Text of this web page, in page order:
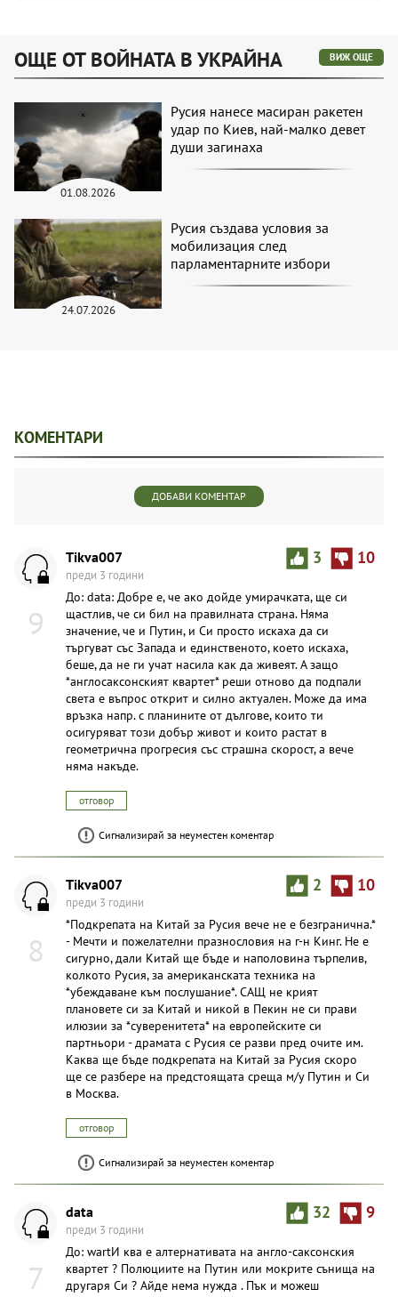
ОЩЕ ОТ ВОЙНАТА В УКРАЙНА ВИЖ ОЩЕ
01.08.2026
Русия нанесе масиран ракетен
удар по Киев, най-малко девет
души загинаха
24.07.2026
Русия създава условия за
мобилизация след
парламентарните избори
КОМЕНТАРИ
ДОБАВИ КОМЕНТАР
9
3 10
Tikva007
преди 3 години
До: data: Добре е, че ако дойде умирачката, ще си
щастлив, че си бил на правилната страна. Няма
значение, че и Путин, и Си просто искаха да си
търгуват със Запада и единственото, което искаха,
беше, да не ги учат насила как да живеят. А защо
*англосаксонският квартет* реши отново да подпали
света е въпрос открит и силно актуален. Може да има
връзка напр. с планините от дългове, които ти
осигуряват този добър живот и които растат в
геометрична прогресия със страшна скорост, а вече
няма накъде.
отговор
Сигнализирай за неуместен коментар
8
2 10
Tikva007
преди 3 години
*Подкрепата на Китай за Русия вече не е безгранична.*
- Мечти и пожелателни празнословия на г-н Кинг. Не е
сигурно, дали Китай ще бъде и наполовина търпелив,
колкото Русия, за американската техника на
*убеждаване към послушание*. САЩ не крият
плановете си за Китай и никой в Пекин не си прави
илюзии за *суверенитета* на европейските си
партньори - драмата с Русия се разви пред очите им.
Каква ще бъде подкрепата на Китай за Русия скоро
ще се разбере на предстоящата среща м/у Путин и Си
в Москва.
отговор
Сигнализирай за неуместен коментар
7
32 9
data
преди 3 години
До: wartИ ква е алтернативата на англо-саксонския
квартет ? Полюциите на Путин или мокрите сънища на
другаря Си ? Айде нема нужда . Пък и можеш